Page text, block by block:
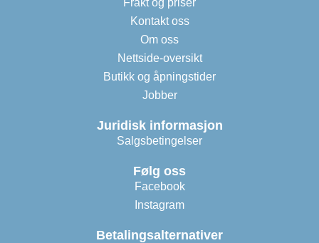
Frakt og priser
Kontakt oss
Om oss
Nettside-oversikt
Butikk og åpningstider
Jobber
Juridisk informasjon
Salgsbetingelser
Følg oss
Facebook
Instagram
Betalingsalternativer